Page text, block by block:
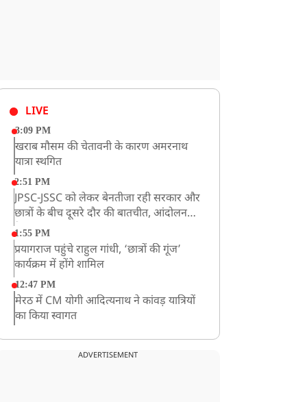
LIVE
3:09 PM
खराब मौसम की चेतावनी के कारण अमरनाथ
यात्रा स्थगित
2:51 PM
JPSC-JSSC को लेकर बेनतीजा रही सरकार और
छात्रों के बीच दूसरे दौर की बातचीत, आंदोलन
तेज
1:55 PM
प्रयागराज पहुंचे राहुल गांधी, ‘छात्रों की गूंज’
कार्यक्रम में होंगे शामिल
12:47 PM
मेरठ में CM योगी आदित्यनाथ ने कांवड़ यात्रियों
का किया स्वागत
असम बाढ़: 13 जिलों में 15 लाख से ज्यादा लोग
ADVERTISEMENT